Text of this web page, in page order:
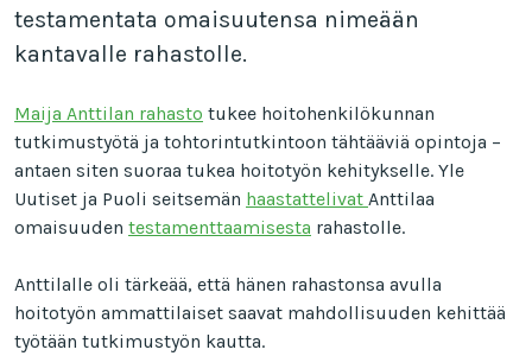
testamentata omaisuutensa nimeään
kantavalle rahastolle.
Maija Anttilan rahasto tukee hoitohenkilökunnan
tutkimustyötä ja tohtorintutkintoon tähtääviä opintoja –
antaen siten suoraa tukea hoitotyön kehitykselle. Yle
Uutiset ja Puoli seitsemän haastattelivat Anttilaa
omaisuuden testamenttaamisesta rahastolle.
Anttilalle oli tärkeää, että hänen rahastonsa avulla
hoitotyön ammattilaiset saavat mahdollisuuden kehittää
työtään tutkimustyön kautta.